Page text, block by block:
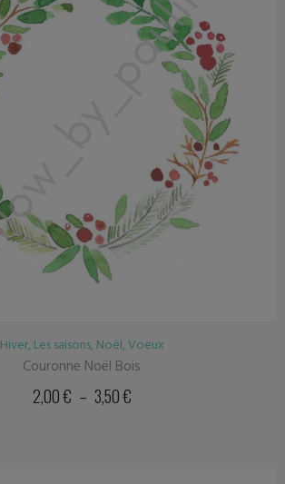
Hiver,Les saisons,Noël,Voeux
Couronne Noël Bois
2,00€ – 3,50€